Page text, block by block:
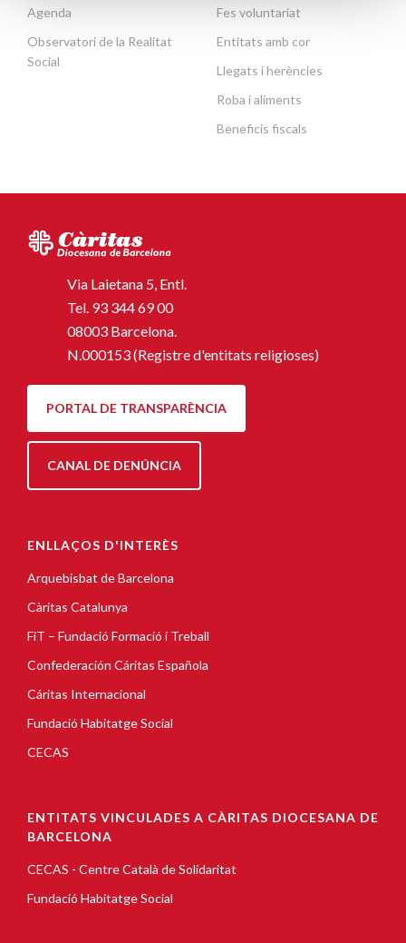
Agenda
Observatori de la Realitat
Social
Fes voluntariat
Entitats amb cor
Llegats i herències
Roba i aliments
Beneficis fiscals
Via Laietana 5, Entl.
Tel. 93 344 69 00
08003 Barcelona.
N.000153 (Registre d'entitats religioses)
PORTAL DE TRANSPARÈNCIA
CANAL DE DENÚNCIA
ENLLAÇOS D'INTERÈS
Arquebisbat de Barcelona
Càritas Catalunya
FiT – Fundació Formació i Treball
Confederación Cáritas Española
Cáritas Internacional
Fundació Habitatge Social
CECAS
ENTITATS VINCULADES A CÀRITAS DIOCESANA DE
BARCELONA
CECAS - Centre Català de Solidaritat
Fundació Habitatge Social